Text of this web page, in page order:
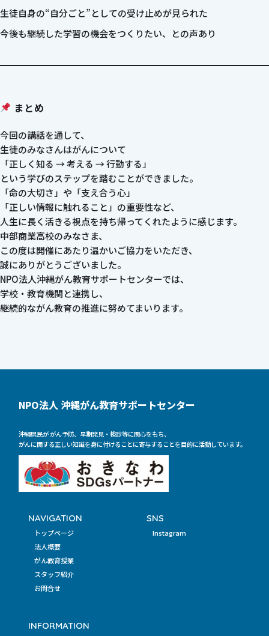
生徒自身の“自分ごと”としての受け止めが見られた
今後も継続した学習の機会をつくりたい、との声あり
まとめ
今回の講話を通して、
生徒のみなさんはがんについて
「正しく知る → 考える → 行動する」
という学びのステップを踏むことができました。
「命の大切さ」や「支え合う心」
「正しい情報に触れること」の重要性など、
人生に長く活きる視点を持ち帰ってくれたように感じます。
中部商業高校のみなさま、
この度は開催にあたり温かいご協力をいただき、
誠にありがとうございました。
NPO法人沖縄がん教育サポートセンターでは、
学校・教育機関と連携し、
継続的ながん教育の推進に努めてまいります。
NPO法人 沖縄がん教育サポートセンター
沖縄県民が がん予防、早期発見・検診等に関心をもち、
がんに関する正しい知識を身に付けることに寄与することを目的に活動しています。
NAVIGATION
トップページ
法人概要
がん教育授業
スタッフ紹介
お問合せ
SNS
Instagram
INFORMATION